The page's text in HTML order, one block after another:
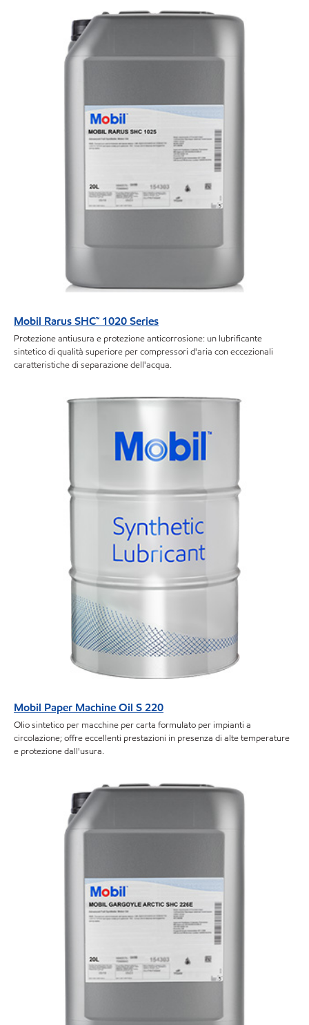
Mobil Rarus SHC™ 1020 Series
Protezione antiusura e protezione anticorrosione: un lubrificante
sintetico di qualità superiore per compressori d'aria con eccezionali
caratteristiche di separazione dell'acqua.
Mobil Paper Machine Oil S 220
Olio sintetico per macchine per carta formulato per impianti a
circolazione; offre eccellenti prestazioni in presenza di alte temperature
e protezione dall'usura.